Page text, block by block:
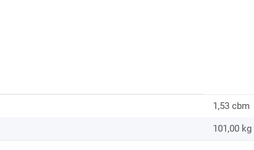
1,53 cbm
101,00 kg